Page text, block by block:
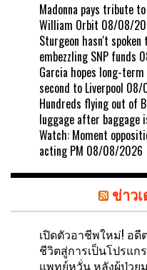
Madonna pays tribute
William Orbit 08/08/
Sturgeon hasn't
embezzling SNP funds
Garcia hopes long-
second to Liverpool 08/
Hundreds flying out of
luggage after baggage
Watch: Moment
acting PM 08/08/2026
ข่าว
เปิดตัวอาชีพใหม่! อดี
ชีวิตสู่การเป็นโปรแก
แพทย์หวั่น หลังผู้ป่วย